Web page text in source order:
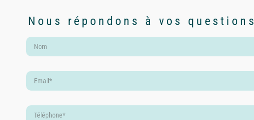
Nous répondons à vos questions